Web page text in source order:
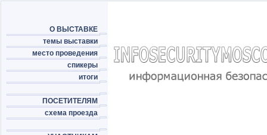
О ВЫСТАВКЕ
темы выставки
место проведения
спикеры
итоги
ПОСЕТИТЕЛЯМ
схема проезда